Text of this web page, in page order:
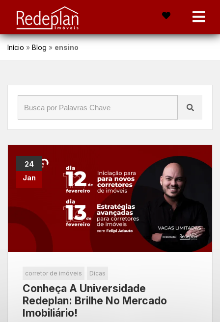
Início » Blog » ensino
24
Jan
corretor de imóveis Dicas
Conheça A Universidade
Redeplan: Brilhe No Mercado
Imobiliário!